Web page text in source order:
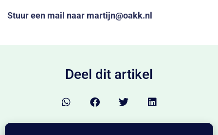
Stuur een mail naar martijn@oakk.nl
Deel dit artikel